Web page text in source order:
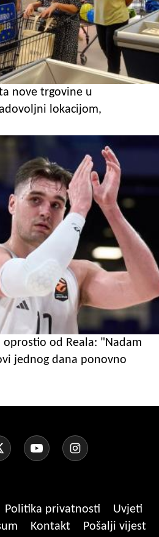
nove trgovine u
lokacijom,
oprostio od Reala: "Nadam
jednog dana ponovno
Politika privatnosti
Uvjeti
Kontakt
Pošalji vijest